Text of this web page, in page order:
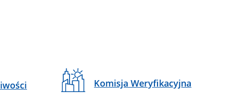
Komisja Weryfikacyjna